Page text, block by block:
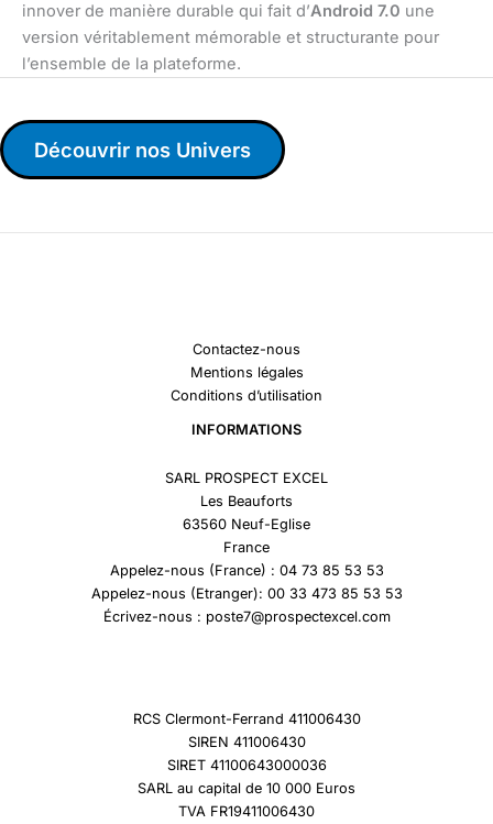
innover de manière durable qui fait d’Android 7.0 une
version véritablement mémorable et structurante pour
l’ensemble de la plateforme.
Découvrir nos Univers
Contactez-nous
Mentions légales
Conditions d’utilisation
INFORMATIONS
SARL PROSPECT EXCEL
Les Beauforts
63560 Neuf-Eglise
France
Appelez-nous (France) : 04 73 85 53 53
Appelez-nous (Etranger): 00 33 473 85 53 53
Écrivez-nous : poste7@prospectexcel.com
RCS Clermont-Ferrand 411006430
SIREN 411006430
SIRET 41100643000036
SARL au capital de 10 000 Euros
TVA FR19411006430